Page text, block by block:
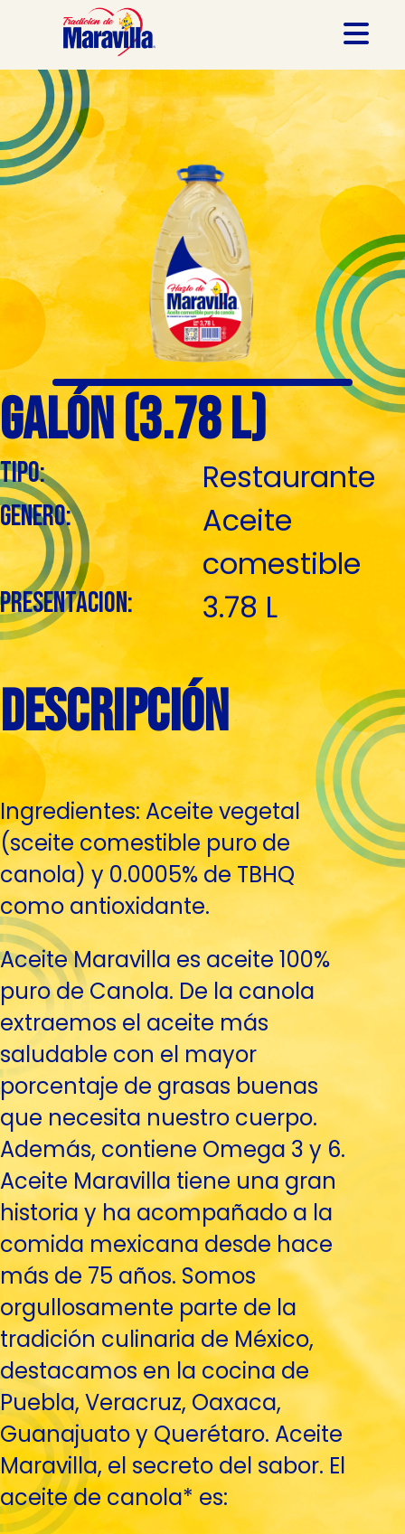
Galón (3.78 L)
tipo: Restaurante
genero:
Aceite
comestible
presentacion: 3.78 L
descripción
Ingredientes: Aceite vegetal
(sceite comestible puro de
canola) y 0.0005% de TBHQ
como antioxidante.
Aceite Maravilla es aceite 100%
puro de Canola. De la canola
extraemos el aceite más
saludable con el mayor
porcentaje de grasas buenas
que necesita nuestro cuerpo.
Además, contiene Omega 3 y 6.
Aceite Maravilla tiene una gran
historia y ha acompañado a la
comida mexicana desde hace
más de 75 años. Somos
orgullosamente parte de la
tradición culinaria de México,
destacamos en la cocina de
Puebla, Veracruz, Oaxaca,
Guanajuato y Querétaro. Aceite
Maravilla, el secreto del sabor. El
aceite de canola* es: